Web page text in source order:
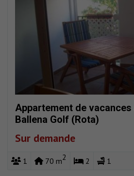
Appartement de vacances
Ballena Golf (Rota)
Sur demande
1 70 m2 2 1